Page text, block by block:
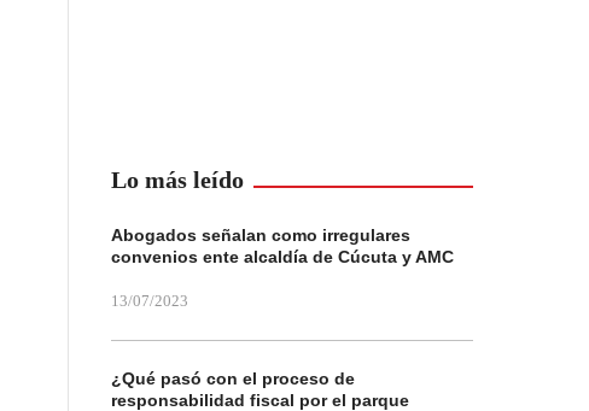
Lo más leído
Abogados señalan como irregulares
convenios ente alcaldía de Cúcuta y AMC
13/07/2023
¿Qué pasó con el proceso de
responsabilidad fiscal por el parque